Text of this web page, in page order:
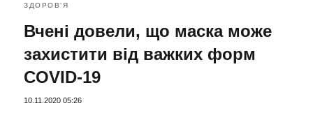
ЗДОРОВ'Я
Вчені довели, що маска може
захистити від важких форм
COVID-19
10.11.2020 05:26